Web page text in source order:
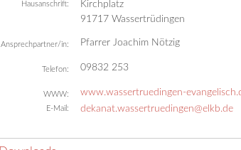
Hausanschrift:
Kirchplatz
91717 Wassertrüdingen
Ansprechpartner/in: Pfarrer Joachim Nötzig
Telefon: 09832 253
WWW: www.wassertruedingen-
E-Mail: dekanat.wassertruedingen@elkb.de